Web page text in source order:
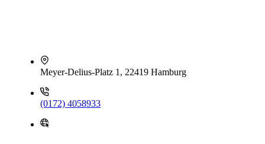
Meyer-Delius-Platz 1, 22419 Hamburg
(0172) 4058933